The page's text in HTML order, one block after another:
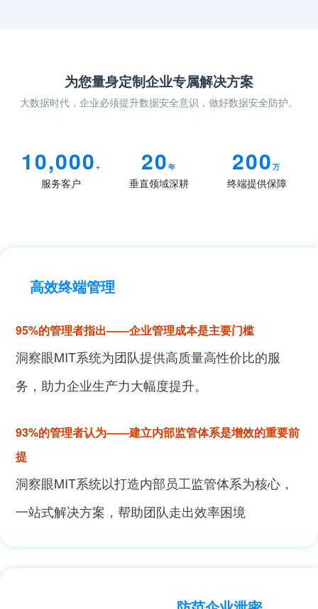
为您量身定制企业专属解决方案
大数据时代，企业必须提升数据安全意识，做好数据安全防护。
10,000 +
服务客户
20 年
垂直领域深耕
200万
终端提供保障
高效终端管理
95%的管理者指出——企业管理成本是主要门槛
洞察眼MIT系统为团队提供高质量高性价比的服
务，助力企业生产力大幅度提升。
93%的管理者认为——建立内部监管体系是增效的重要前
提
洞察眼MIT系统以打造内部员工监管体系为核心，
一站式解决方案，帮助团队走出效率困境